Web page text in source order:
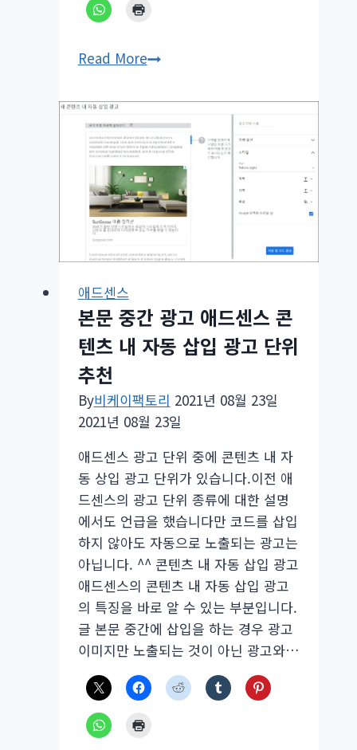
Read More구
AMP
와
애
드
센
스
수
익
성
애드센스
본문 중간 광고 애드센스 콘
텐츠 내 자동 삽입 광고 단위
추천
By비케이팩토리 2021년 08월 23일
2021년 08월 23일
애드센스 광고 단위 중에 콘텐츠 내 자
동 상입 광고 단위가 있습니다.이전 애
드센스의 광고 단위 종류에 대한 설명
에서도 언급을 했습니다만 코드를 삽입
하지 않아도 자동으로 노출되는 광고는
아닙니다. ^^ 콘텐츠 내 자동 삽입 광고
애드센스의 콘텐츠 내 자동 삽입 광고
의 특징을 바로 알 수 있는 부분입니다.
글 본문 중간에 삽입을 하는 경우 광고
이미지만 노출되는 것이 아닌 광고와…